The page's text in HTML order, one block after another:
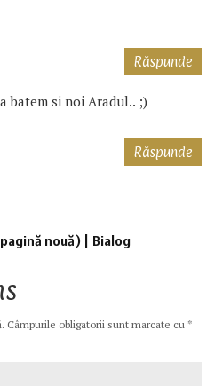
batem si noi Aradul.. ;)
Răspunde
Răspunde
nouă) | Bialog
Câmpurile obligatorii sunt marcate cu *